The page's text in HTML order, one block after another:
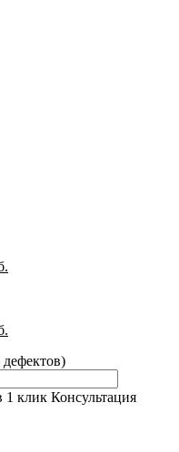
дефектов)
1 клик Консультация